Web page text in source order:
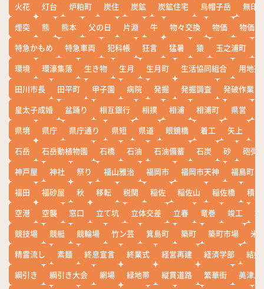
火花
灯台 炉粕町 炭住 炭鉱 炭鉱住宅 烏帽子岳
無印
煙突
熊 熊本 父の日 片淵 牛 物々交換 物価
物価高
特急かもめ
特急車両 犯科帳 狂言 猛暑 猿 玉之浦町
環境
環濠集落 生き物 生月 生月町 生活協同組合
用地売
田川市長
田平町 甲子園 病院 発掘 発掘調査
発破作業
皇太子成婚
盆踊り 相互銀行 相撲 相浦 相浦町 県営
県境
県庁 県庁通り 県短 県道 眼鏡橋 着工 矢上
石岳
石岳動植物園 石橋 石油 石油備蓄 石炭 砂
砲弾
神戸屋
神社 祭り 福山雅治 福岡市 福岡市天神
福島町
福田
福砂屋 秋 移転 税関 稲佐 稲佐山 稲佐橋
積雪
空港
空襲 窓口 立て坑 立体交差 立春 竜巻 竣工
競技場
競艇 競輪場 竹ン芸 箕島町 築町 築町市場
米
精霊流し
素麺 終息宣言 終業式 経営再建 経済学部
結婚
綱引き
綱引き大会 網場 緑地帯 縦貫道路 繁華街
美津島